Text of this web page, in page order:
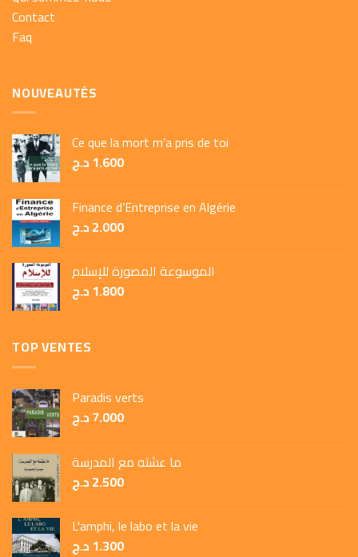
Contact
Faq
NOUVEAUTÉS
Ce que la mort m’a pris de toi
1.600د.ج
Finance d’Entreprise en Algérie
2.000د.ج
الموسوعة المصورة للإسلام
1.800د.ج
TOP VENTES
Paradis verts
7.000د.ج
ما عشته مع المدرسة
2.500د.ج
L'amphi, le labo et la vie
1.300د.ج